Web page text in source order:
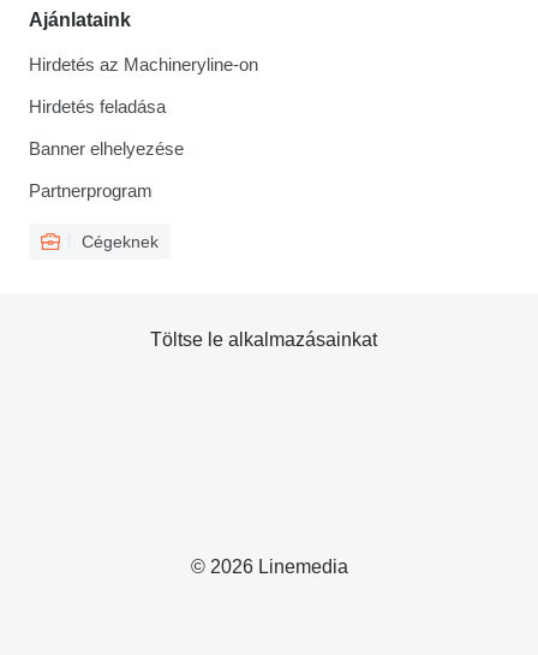
Ajánlataink
Hirdetés az Machineryline-on
Hirdetés feladása
Banner elhelyezése
Partnerprogram
Cégeknek
© 2026 Linemedia
Töltse le alkalmazásainkat